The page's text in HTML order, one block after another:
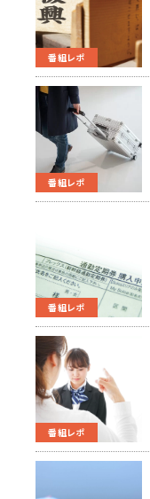
番組レポ
番組レポ
番組レポ
番組レポ